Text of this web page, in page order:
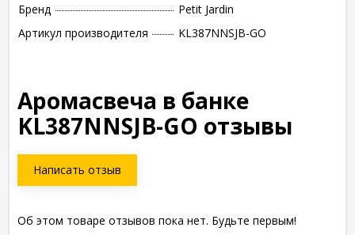
Бренд
Petit Jardin
Артикул производителя
KL387NNSJB-GO
Аромасвеча в банке
KL387NNSJB-GO отзывы
Написать отзыв
Об этом товаре отзывов пока нет. Будьте первым!